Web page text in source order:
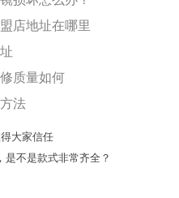
店地址在哪里
质量如何
法
大家信任
是不是款式非常齐全？